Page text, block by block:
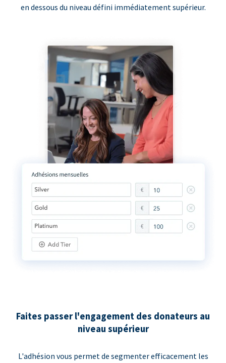
en dessous du niveau défini immédiatement supérieur.
Faites passer l'engagement des donateurs au
niveau supérieur
L'adhésion vous permet de segmenter efficacement les